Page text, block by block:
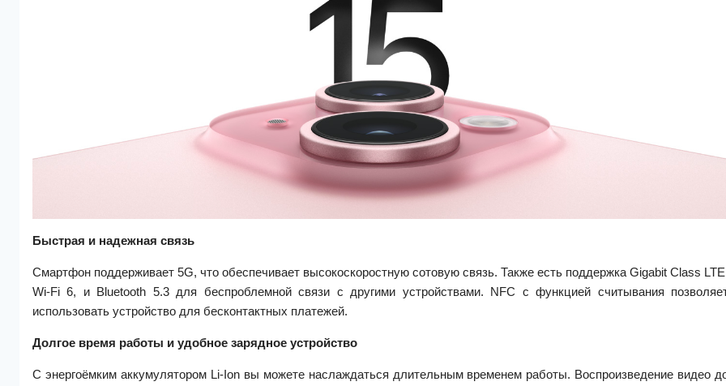
Быстрая и надежная связь
Смартфон поддерживает 5G, что обеспечивает высокоскоростную сотовую связь. Также есть поддержка Gigabit Class
Wi-Fi 6, и Bluetooth 5.3 для беспроблемной связи с другими устройствами. NFC с функцией считывания
использовать устройство для бесконтактных платежей.
Долгое время работы и удобное зарядное устройство
С энергоёмким аккумулятором Li-Ion вы можете наслаждаться длительным временем работы. Воспроизведение видео